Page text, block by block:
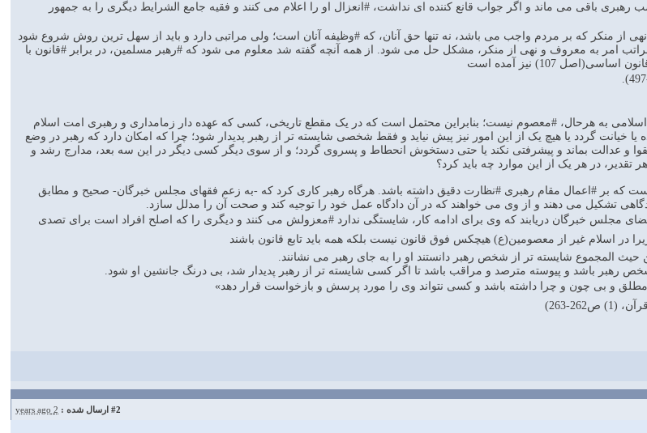
رهبری باقی می ماند و اگر جواب قانع کننده ای نداشت، #انعزال او را اعلام می کنند و فقیه جامع الشرایط دیگری را به جمهور
از منکر که بر مردم واجب می باشد، نه تنها حق آنان، که #وظیفه آنان است؛ ولی مراتبی دارد و باید از سهل ترین روش شروع شود
امر به معروف و نهی از منکر، مشکل حل می شود. از همه آنچه گفته شد معلوم می شود که #رهبر مسلمین، در برابر #قانون با
107) نیز آمده است
اسلامی به هرحال، #معصوم نیست؛ بنابراین محتمل است که در یک مقطع تاریخی، کسی که عهده دار زمامداری و رهبری امت اسلام
خیانت گردد یا هیچ یک از این امور نیز پیش نیاید و فقط شخصی شایسته تر از رهبر پدیدار شود؛ چرا که امکان دارد که رهبر در وضع
و عدالت بماند و پیشرفتی نکند یا حتی دستخوش انحطاط و پسروی گردد؛ و از سوی دیگر کسی دیگر در این سه بعد، مدارج رشد و
تقدیر، در هر یک از این موارد چه باید کرد؟
که بر #اعمال مقام رهبری #نظارت دقیق داشته باشد. هرگاه رهبر کاری کرد که -به زعم فقهای مجلس خبرگان- صحیح و مطابق
تشکیل می دهند و از وی می خواهند که در آن دادگاه عمل خود را توجیه کند و صحت آن را مدلل سازد.
مجلس خبرگان دریابند که وی برای ادامه کار، شایستگی ندارد #معزولش می کنند و دیگری را که اصلح افراد است برای تصدی
در اسلام غیر از معصومین(ع) هیچکس فوق قانون نیست بلکه همه باید تابع قانون باشند
المجموع شایسته تر از شخص رهبر دانستند او را به جای رهبر می نشانند.
رهبر باشد و پیوسته مترصد و مراقب باشد تا اگر کسی شایسته تر از رهبر پدیدار شد، بی درنگ جانشین او شود.
و بی چون و چرا داشته باشد و کسی نتواند وی را مورد پرسش و بازخواست قرار دهد»
263)
#2 ارسال شده : 2 years ago